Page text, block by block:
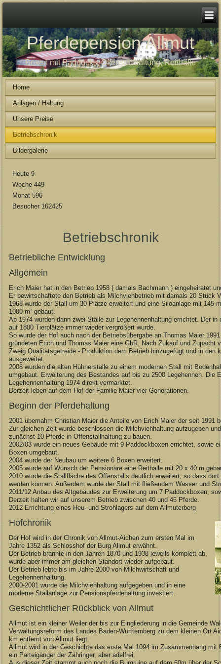
Pferdepension Allmut
Boxen mit Paddocks, Offenstallhaltung, Reithalle
Home
Anlagen / Haltung
Unsere Preise
Betriebschronik
Bildergalerie
Heute9
Woche449
Monat596
Besucher 162425
Betriebschronik
Betriebliche Entwicklung
Allgemein
Erich Maier hat in den Betrieb 1958 ( damals Bachmann ) eingeheiratet
Er bewirtschaftete den Betrieb als Milchviehbetrieb mit damals 20 Stück
1968 wurde der Stall um 30 Plätze erweitert und eine Siloanlage mit 145
1000 m³ gebaut.
Ab 1974 wurden dann zwei Ställe zur Legehennenhaltung errichtet. Der
auf 1800 Tierplätze immer wieder vergrößert wurde.
So wurde der Hof auch nach der Betriebsübergabe an Thomas Maier
gründeten Erich und Thomas Maier eine GbR. Nach Zukauf und Zupacht
Zweig Qualitätsgetreide - Produktion dem Betrieb hinzugefügt und in den
ausgeweitet.
2008 wurden die alten Hühnerställe zu einem modernen Stall mit
umgebaut. Erweiterung des Bestandes auf bis zu 2500 Legehennen. Die
Legehennenhaltung 1974 direkt vermarktet.
Derzeit leben auf dem Hof der Familie Maier vier Generationen.
Beginn der Pferdehaltung
2001 übernahm Christian Maier die Anteile von Erich Maier der seit 1991
Zur gleichen Zeit wurde beschlossen die Milchviehhaltung aufzugeben
zunächst 10 Pferde in Offenstallhaltung zu bauen.
2002/03 wurde ein neues Gebäude mit 9 Paddockboxen errichtet, sowie
Boxen umgebaut.
2004 wurde der Neubau um weitere 6 Boxen erweitert.
2005 wurde auf Wunsch der Pensionäre eine Reithalle mit 20 x 40 m
2010 wurde die Stallfläche des Offenstalls deutlich erweitert, so dass
werden können. Außerdem wurde der Stall mit fließendem Wasser und
2011/12 Anbau des Altgebäudes zur Erweiterung um 7 Paddockboxen,
Derzeit halten wir auf unserem Betrieb zwischen 40 und 45 Pferde.
2012 Errichtung eines Heu- und Strohlagers auf dem Allmuterberg
Hofchronik
Der Hof wird in der Chronik von Allmut-Aichen zum ersten Mal im
Jahre 1352 als Schlosshof der Burg Allmut erwähnt.
Der Betrieb brannte in den Jahren 1870 und 1938 jeweils komplett ab,
wurde aber immer am gleichen Standort wieder aufgebaut.
Der Betrieb lebte bis im Jahre 2000 von Milchwirtschaft und
Legehennenhaltung.
2000-2001 wurde die Milchviehhaltung aufgegeben und in eine
moderne Stallanlage zur Pensionspferdehaltung investiert.
Geschichtlicher Rückblick von Allmut
Allmut ist ein kleiner Weiler der bis zur Eingliederung in die Gemeinde
Verwaltungsreform des Landes Baden-Württemberg zu dem kleinen Ort
km entfernt von Allmut liegt.
Allmut wird in der Geschichte das erste Mal 1094 im Zusammenhang mit
ein Parteigänger der Zähringer, aber adelfrei.